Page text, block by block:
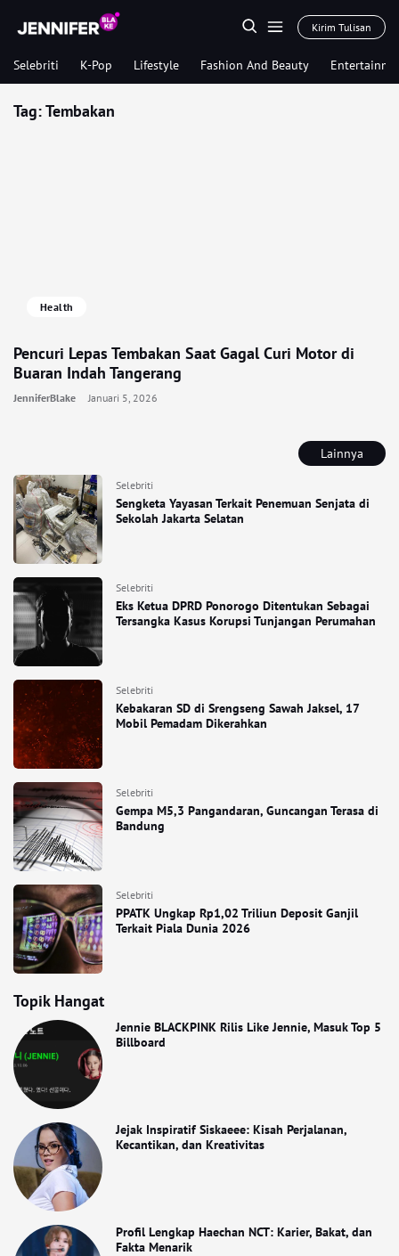
Kirim Tulisan
Selebriti K-Pop Lifestyle Fashion And Beauty
Lainnya
Selebriti
Sengketa Yayasan Terkait Penemuan Senjata di
Sekolah Jakarta Selatan
Selebriti
Eks Ketua DPRD Ponorogo Ditentukan Sebagai
Tersangka Kasus Korupsi Tunjangan Perumahan
Selebriti
Kebakaran SD di Srengseng Sawah Jaksel, 17
Mobil Pemadam Dikerahkan
Selebriti
Gempa M5,3 Pangandaran, Guncangan Terasa di
Bandung
Selebriti
PPATK Ungkap Rp1,02 Triliun Deposit Ganjil
Terkait Piala Dunia 2026
Topik Hangat
Jennie BLACKPINK Rilis Like Jennie, Masuk Top 5
Billboard
Jejak Inspiratif Siskaeee: Kisah Perjalanan,
Kecantikan, dan Kreativitas
Profil Lengkap Haechan NCT: Karier, Bakat, dan
Fakta Menarik
Tag:Tembakan
Health
Pencuri Lepas Tembakan Saat Gagal Curi Motor di
Buaran Indah Tangerang
JenniferBlake Januari 5, 2026